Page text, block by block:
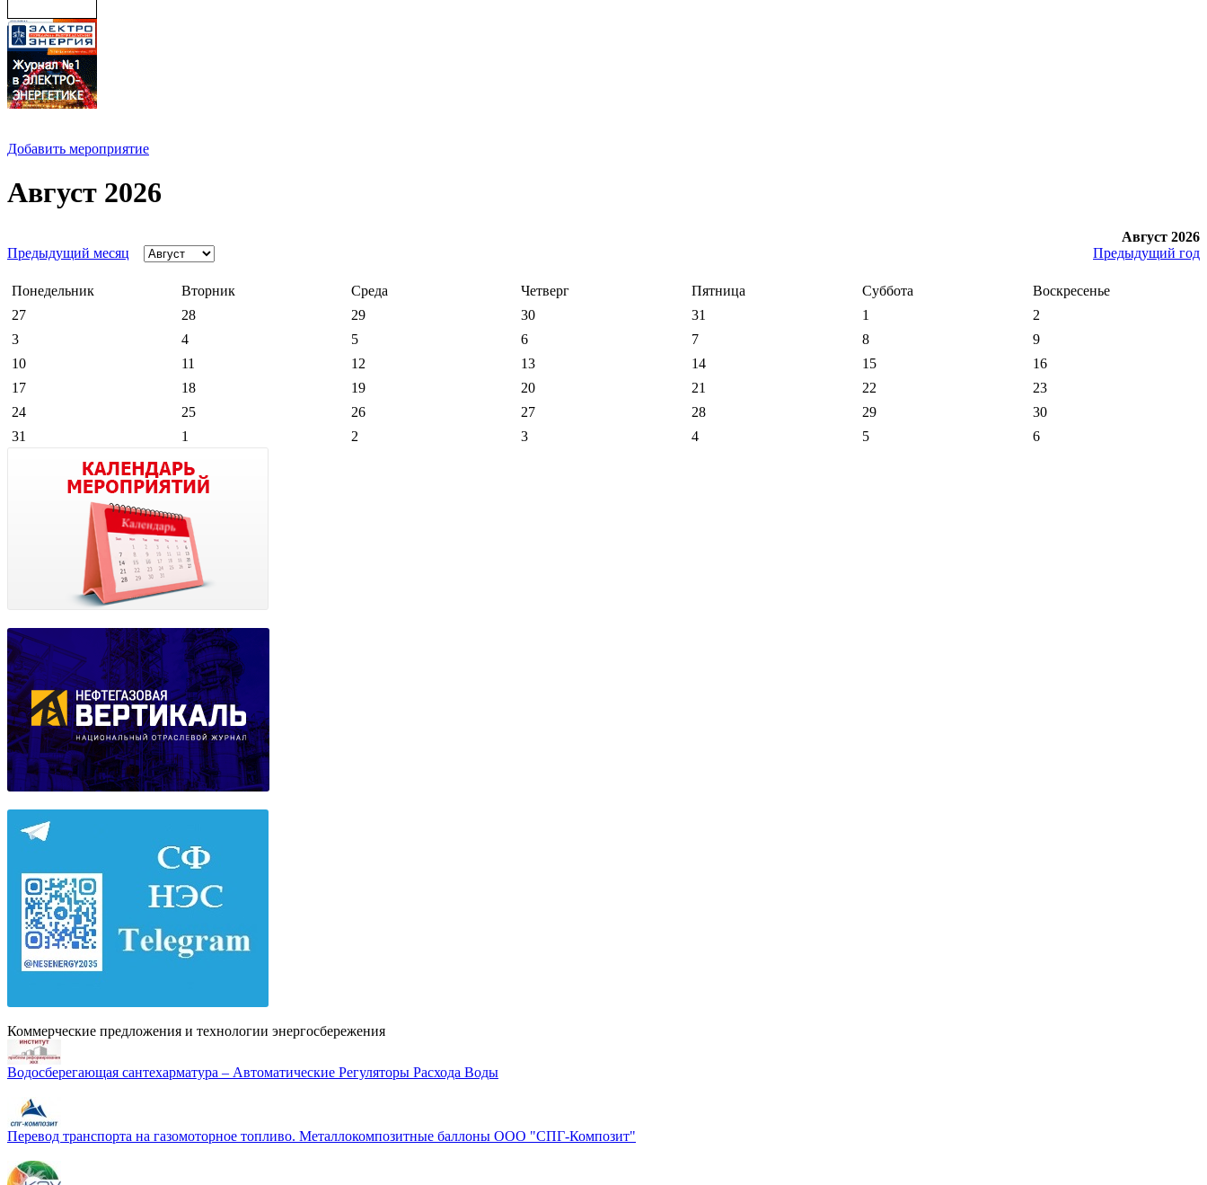
Добавить мероприятие
Август 2026
Август 2026
Предыдущий месяц
Предыдущий год
Понедельник Вторник Среда Четверг Пятница Суббота
Воскресенье
27
28 29 30 31 1
2
3
4 5 6 7 8
9
10
11 12 13 14 15
16
17
18 19 20 21 22
23
24
25 26 27 28 29
30
31
1 2 3 4 5
6
Коммерческие предложения и технологии энергосбережения
Водосберегающая сантехарматура – Автоматические Регуляторы Расхода Воды
Перевод транспорта на газомоторное топливо. Металлокомпозитные баллоны ООО "СПГ-Композит"